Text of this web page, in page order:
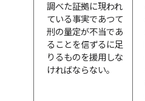
調べた証拠に現われ
ている事実であつて
刑の量定が不当であ
ることを信ずるに足
りるものを援用しな
ければならない。